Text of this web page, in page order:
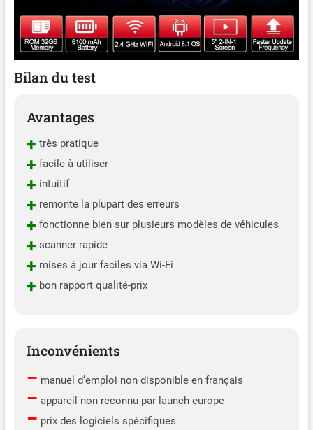
Bilan du test
Avantages
+ très pratique
+ facile à utiliser
+ intuitif
+ remonte la plupart des erreurs
+ fonctionne bien sur plusieurs modèles de véhicules
+ scanner rapide
+ mises à jour faciles via Wi-Fi
+ bon rapport qualité-prix
Inconvénients
– manuel d’emploi non disponible en français
– appareil non reconnu par launch europe
– prix des logiciels spécifiques